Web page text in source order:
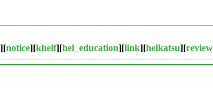
][notice][khelf][hel_education][link][helkatsu][review